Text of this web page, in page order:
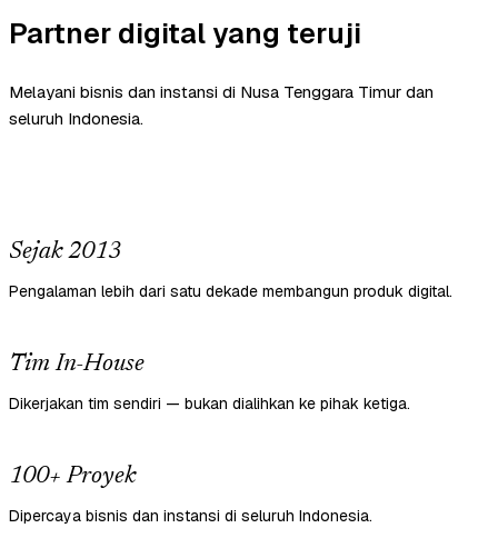
Partner digital yang teruji
Melayani bisnis dan instansi di Nusa Tenggara Timur dan
seluruh Indonesia.
Sejak 2013
Pengalaman lebih dari satu dekade membangun produk digital.
Tim In-House
Dikerjakan tim sendiri — bukan dialihkan ke pihak ketiga.
100+ Proyek
Dipercaya bisnis dan instansi di seluruh Indonesia.